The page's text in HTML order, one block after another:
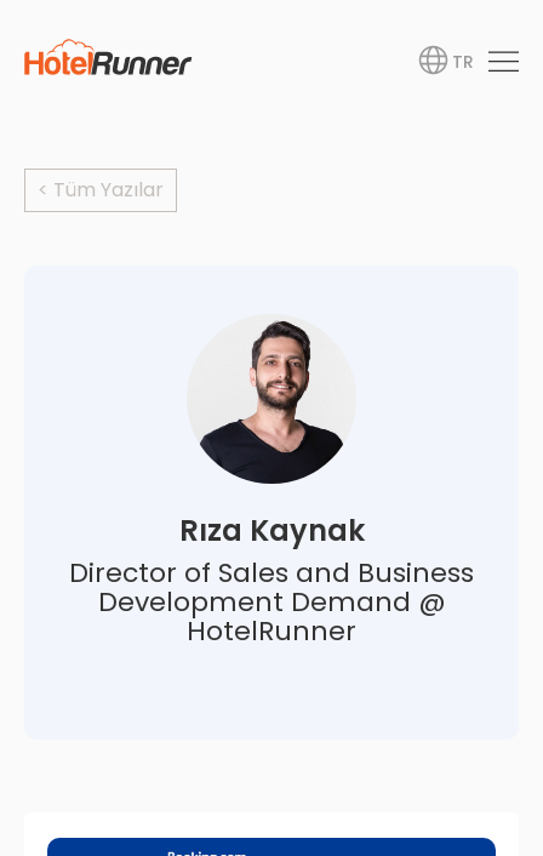
TR
< Tüm Yazılar
Rıza Kaynak
Director of Sales and Business
Development Demand @
HotelRunner